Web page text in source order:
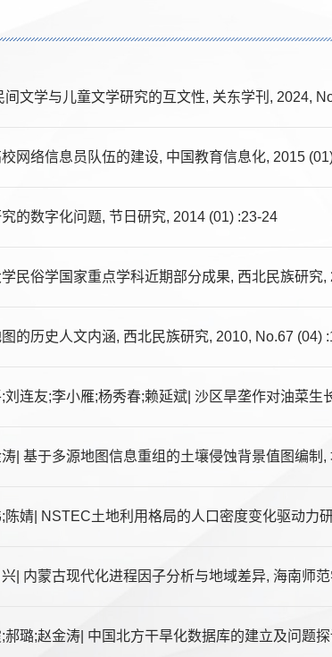
间文学与儿童文学研究的互文性, 关东学刊, 2024,
网络信息员队伍的建设, 中国教育信息化, 2015
的数字化问题, 节日研究, 2014 (01) :23-24
民俗学国家重点学科近期部分成果, 西北民族研究,
的历史人文内涵, 西北民族研究, 2010, No.67 (04)
刘连友;李小雁;杨秀春;赖延斌| 沙区旱垄作对油菜生
| 基于多源地图信息重组的土壤侵蚀背景值图编制
陈婧| NSTEC土地利用格局的人口密度变化驱动力
| 内蒙古现代化进程因子分析与地域差异, 海南师
郝璐;赵金涛| 中国北方干旱化数据库的建立及问题